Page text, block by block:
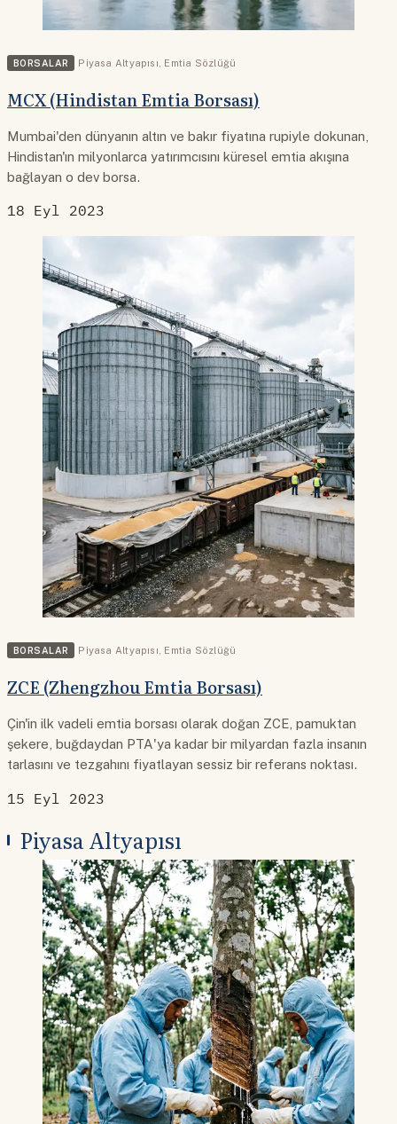
BORSALAR Piyasa Altyapısı Emtia Sözlüğü
MCX (Hindistan Emtia Borsası)
Mumbai'den dünyanın altın ve bakır fiyatına rupiyle dokunan,
Hindistan'ın milyonlarca yatırımcısını küresel emtia akışına
bağlayan o dev borsa.
18 Eyl 2023
BORSALAR Piyasa Altyapısı Emtia Sözlüğü
ZCE (Zhengzhou Emtia Borsası)
Çin'in ilk vadeli emtia borsası olarak doğan ZCE, pamuktan
şekere, buğdaydan PTA'ya kadar bir milyardan fazla insanın
tarlasını ve tezgahını fiyatlayan sessiz bir referans noktası.
15 Eyl 2023
Piyasa Altyapısı